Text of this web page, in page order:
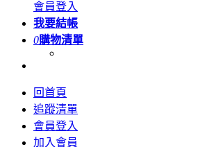
會員登入
我要結帳
0購物清單
回首頁
追蹤清單
會員登入
加入會員